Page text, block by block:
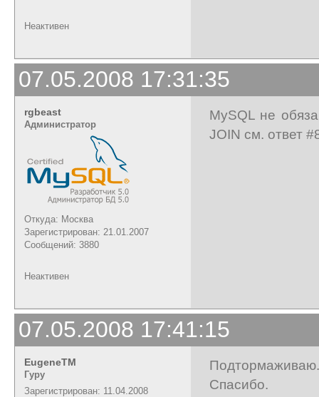
Неактивен
07.05.2008 17:31:35
rgbeast
Администратор
Откуда: Москва
Зарегистрирован: 21.01.2007
Сообщений: 3880
MySQL не
JOIN см. ответ
Неактивен
07.05.2008 17:41:15
EugeneTM
Гуру
Зарегистрирован: 11.04.2008
Подтормаживаю.
Спасибо.